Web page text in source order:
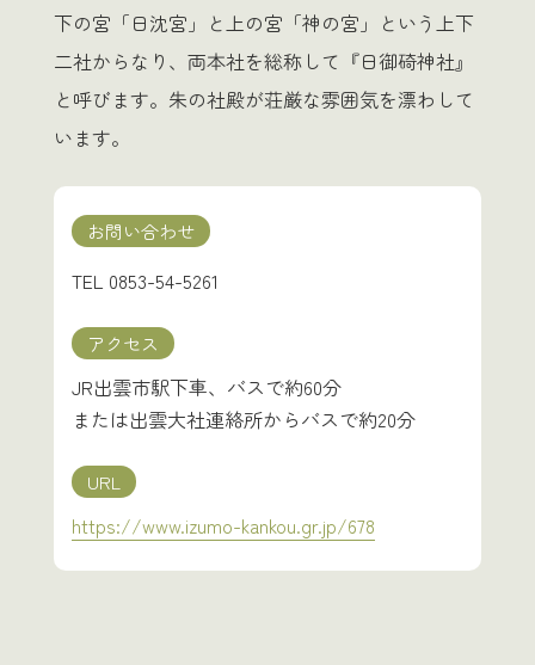
下の宮「日沈宮」と上の宮「神の宮」という上下
二社からなり、両本社を総称して『日御碕神社』
と呼びます。朱の社殿が荘厳な雰囲気を漂わして
います。
お問い合わせ
TEL 0853-54-5261
アクセス
JR出雲市駅下車、バスで約60分
または出雲大社連絡所からバスで約20分
URL
https://www.izumo-kankou.gr.jp/678